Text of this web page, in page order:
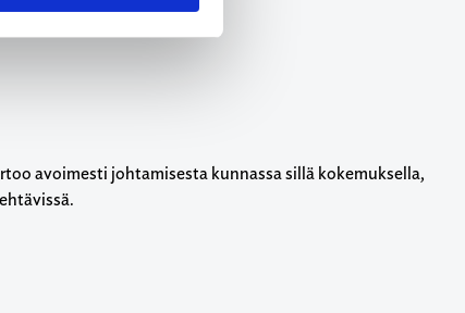
avoimesti johtamisesta kunnassa sillä kokemuksella,